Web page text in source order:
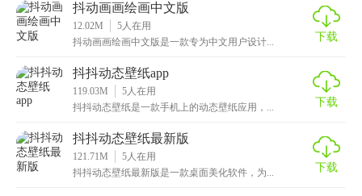
【抖动画画游戏测评】
家提供了一个释放压力、展现个人才华的绝佳平台。其直观
的操作方式让即使是绘画初学者也能迅速上手，而深度的创
入更是大大增强了游戏的趣味性和互动性，使得每一次创作
都充满了期待和惊喜。无论是寻求娱乐放松还是艺术创作的
玩家，都能在这款游戏中找到属于自己的乐趣。
抖动画画绘画中文版
12.02M 5人在用
抖动画画绘画中文版是一款专为中文用户设计...
下载
抖抖动态壁纸app
119.03M 5人在用
抖抖动态壁纸是一款手机上的动态壁纸应用，...
下载
抖抖动态壁纸最新版
121.71M 5人在用
抖抖动态壁纸最新版是一款桌面美化软件，为...
下载